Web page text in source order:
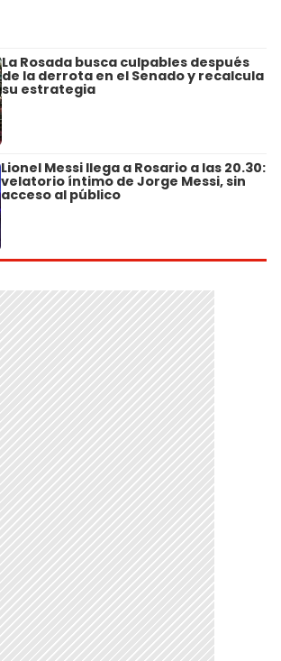
La Rosada busca culpables después
de la derrota en el Senado y recalcula
su estrategia
Lionel Messi llega a Rosario a las 20.30:
velatorio íntimo de Jorge Messi, sin
acceso al público